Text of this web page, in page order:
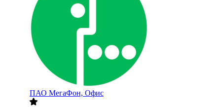
ПАО МегаФон, Офис